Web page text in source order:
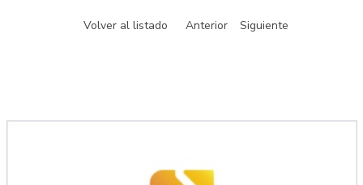
Volver al listado Anterior Siguiente